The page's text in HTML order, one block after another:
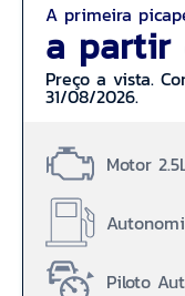
A primeira
a partir
Preço a vista.
31/08/2026.
Motor
Piloto